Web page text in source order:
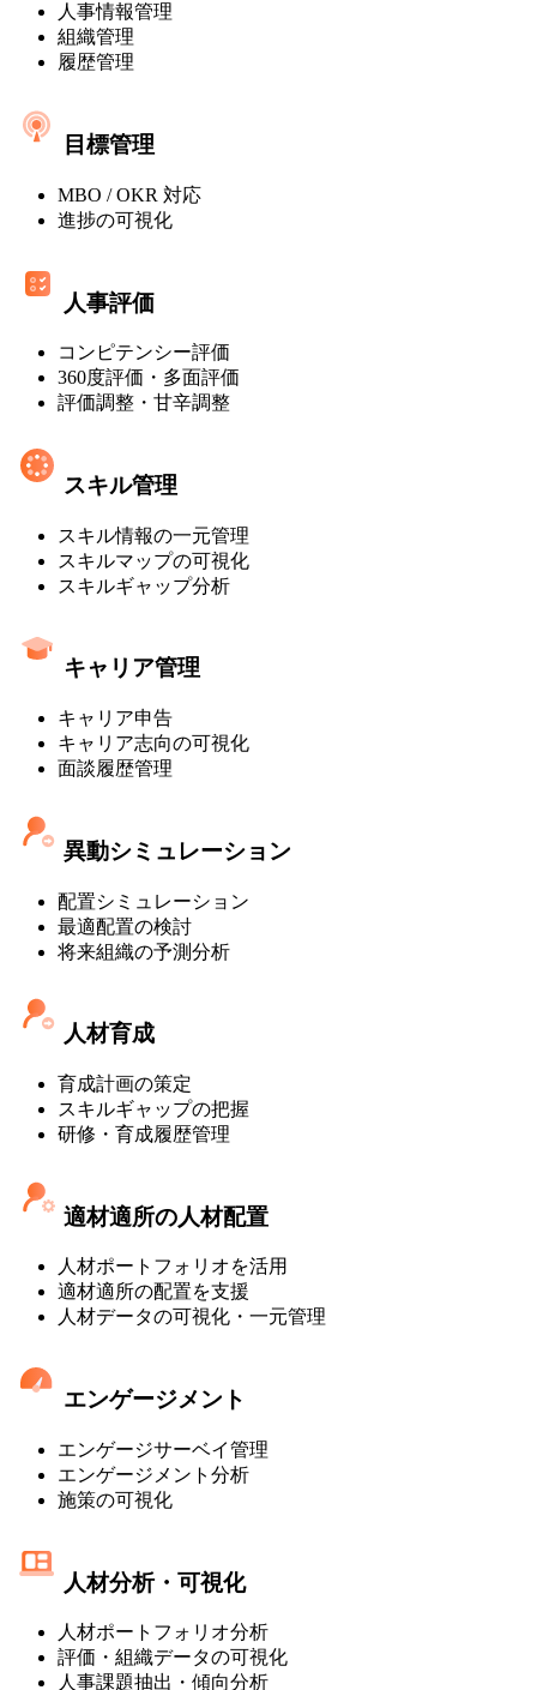
オ
ン
プ
ス]
マ
ン
プ
レ
ス]
人事情報管理
組織管理
履歴管理
目標管理
MBO / OKR 対応
進捗の可視化
人事評価
コンピテンシー評価
360度評価・多面評価
評価調整・甘辛調整
スキル管理
スキル情報の一元管理
スキルマップの可視化
スキルギャップ分析
キャリア管理
キャリア申告
キャリア志向の可視化
面談履歴管理
異動シミュレーション
配置シミュレーション
最適配置の検討
将来組織の予測分析
人材育成
育成計画の策定
スキルギャップの把握
研修・育成履歴管理
適材適所の人材配置
人材ポートフォリオを活用
適材適所の配置を支援
人材データの可視化・一元管理
エンゲージメント
エンゲージサーベイ管理
エンゲージメント分析
施策の可視化
人材分析・可視化
人材ポートフォリオ分析
評価・組織データの可視化
人事課題抽出・傾向分析